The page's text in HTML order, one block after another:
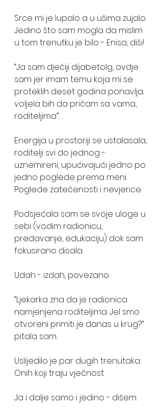
Srce mi je lupalo a u ušima zujalo.
Jedino što sam mogla da mislim
u tom trenutku je bilo - Enisa, diši!
“Ja sam dječiji dijabetolg, ovdje
sam jer imam temu koja mi se
proteklih deset godina ponavlja..
voljela bih da pričam sa vama,
roditeljima”.
Energija u prostoriji se ustalasala,
roditelji svi do jednog -
uznemireni, upućivajući jedno po
jedno poglede prema meni.
Poglede zatečenosti i nevjerice.
Podsjećala sam se svoje uloge u
sebi (vodim radionicu,
predavanje, edukaciju) dok sam
fokusirano disala.
Udah - izdah, povezano.
“Ljekarka zna da je radionica
namjenjena roditeljima. Jel smo
otvoreni primiti je danas u krug?”
pitala sam.
Uslijedilo je par dugih trenutaka.
Onih koji traju vječnost.
Ja i dalje samo i jedino - dišem.